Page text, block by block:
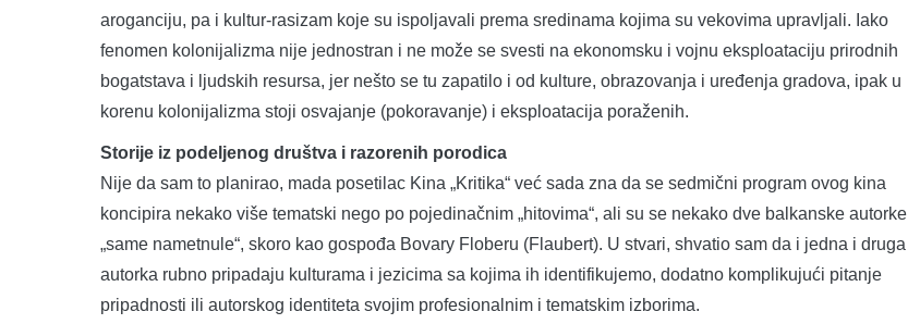
aroganciju, pa i kultur-rasizam koje su ispoljavali prema sredinama kojima su vekovima upravljali. Iako
fenomen kolonijalizma nije jednostran i ne može se svesti na ekonomsku i vojnu eksploataciju prirodnih
bogatstava i ljudskih resursa, jer nešto se tu zapatilo i od kulture, obrazovanja i uređenja gradova, ipak u
korenu kolonijalizma stoji osvajanje (pokoravanje) i eksploatacija poraženih.
Storije iz podeljenog društva i razorenih porodica
Nije da sam to planirao, mada posetilac Kina „Kritika“ već sada zna da se sedmični program ovog kina
koncipira nekako više tematski nego po pojedinačnim „hitovima“, ali su se nekako dve balkanske autorke
„same nametnule“, skoro kao gospođa Bovary Floberu (Flaubert). U stvari, shvatio sam da i jedna i druga
autorka rubno pripadaju kulturama i jezicima sa kojima ih identifikujemo, dodatno komplikujući pitanje
pripadnosti ili autorskog identiteta svojim profesionalnim i tematskim izborima.